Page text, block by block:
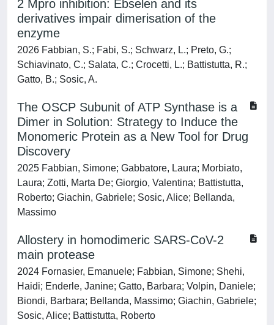
2 Mpro inhibition: Ebselen and its
derivatives impair dimerisation of the
enzyme
2026 Fabbian, S.; Fabi, S.; Schwarz, L.; Preto, G.;
Schiavinato, C.; Salata, C.; Crocetti, L.; Battistutta, R.;
Gatto, B.; Sosic, A.
The OSCP Subunit of ATP Synthase is a
Dimer in Solution: Strategy to Induce the
Monomeric Protein as a New Tool for Drug
Discovery
2025 Fabbian, Simone; Gabbatore, Laura; Morbiato,
Laura; Zotti, Marta De; Giorgio, Valentina; Battistutta,
Roberto; Giachin, Gabriele; Sosic, Alice; Bellanda,
Massimo
Allostery in homodimeric SARS-CoV-2
main protease
2024 Fornasier, Emanuele; Fabbian, Simone; Shehi,
Haidi; Enderle, Janine; Gatto, Barbara; Volpin, Daniele;
Biondi, Barbara; Bellanda, Massimo; Giachin, Gabriele;
Sosic, Alice; Battistutta, Roberto